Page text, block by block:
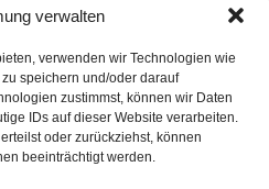
verwalten
verwenden wir Technologien wie
speichern und/oder darauf
zustimmst, können wir Daten
IDs auf dieser Website verarbeiten.
oder zurückziehst, können
beeinträchtigt werden.